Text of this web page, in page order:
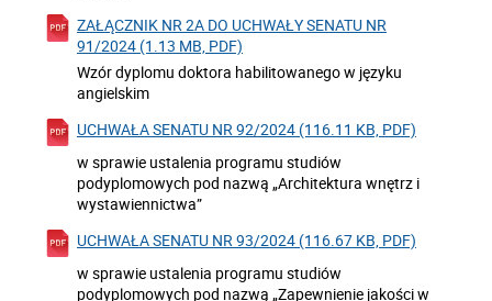
ZAŁĄCZNIK NR 2A DO UCHWAŁY SENATU NR
91/2024 (1.13 MB, PDF)
Wzór dyplomu doktora habilitowanego w języku
angielskim
UCHWAŁA SENATU NR 92/2024 (116.11 KB, PDF)
w sprawie ustalenia programu studiów
podyplomowych pod nazwą „Architektura wnętrz i
wystawiennictwa”
UCHWAŁA SENATU NR 93/2024 (116.67 KB, PDF)
w sprawie ustalenia programu studiów
podyplomowych pod nazwą „Zapewnienie jakości w